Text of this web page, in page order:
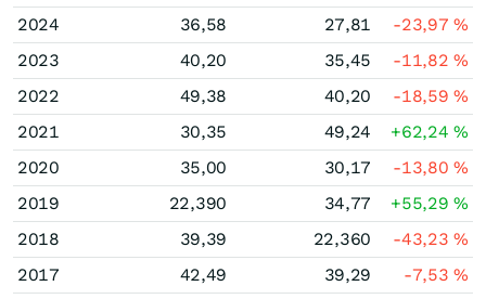
2024
36,58 27,81 -23,97%
2023
40,20 35,45 -11,82%
2022
49,38 40,20 -18,59%
2021
30,35 49,24 +62,24%
2020
35,00 30,17 -13,80%
2019
22,390 34,77 +55,29%
2018
39,39 22,360 -43,23%
2017
42,49 39,29 -7,53%